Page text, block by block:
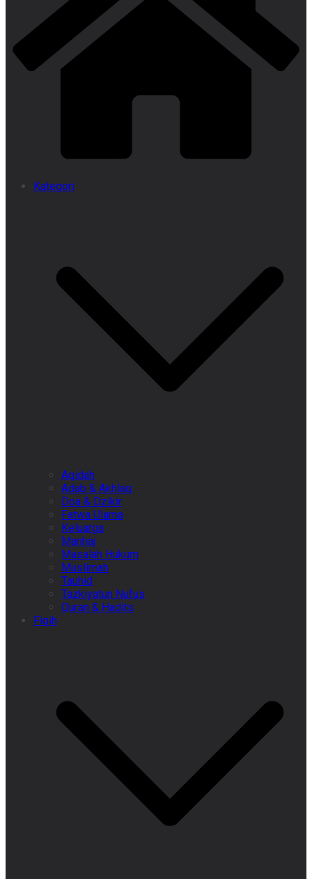
Kategori
Aqidah
Adab & Akhlaq
Doa & Dzikir
Fatwa Ulama
Keluarga
Manhaj
Masalah Hukum
Muslimah
Tauhid
Tazkiyatun Nufus
Quran & Hadits
Fiqih